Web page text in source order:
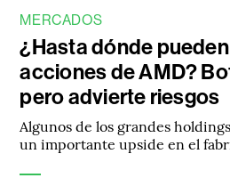
MERCADOS
¿Hasta dónde
acciones de AMD?
pero advierte riesgos
Algunos de los grandes
un importante upside en el